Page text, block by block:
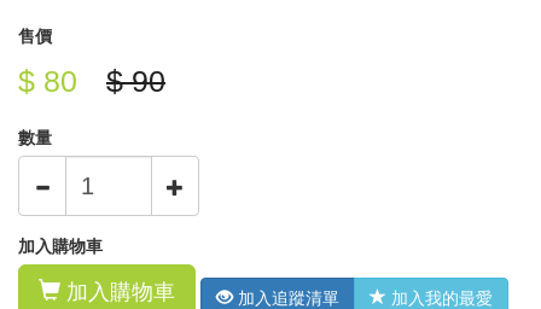
售價
$ 80 $ 90
數量
加入購物車
加入購物車 加入追蹤清單 加入我的最愛